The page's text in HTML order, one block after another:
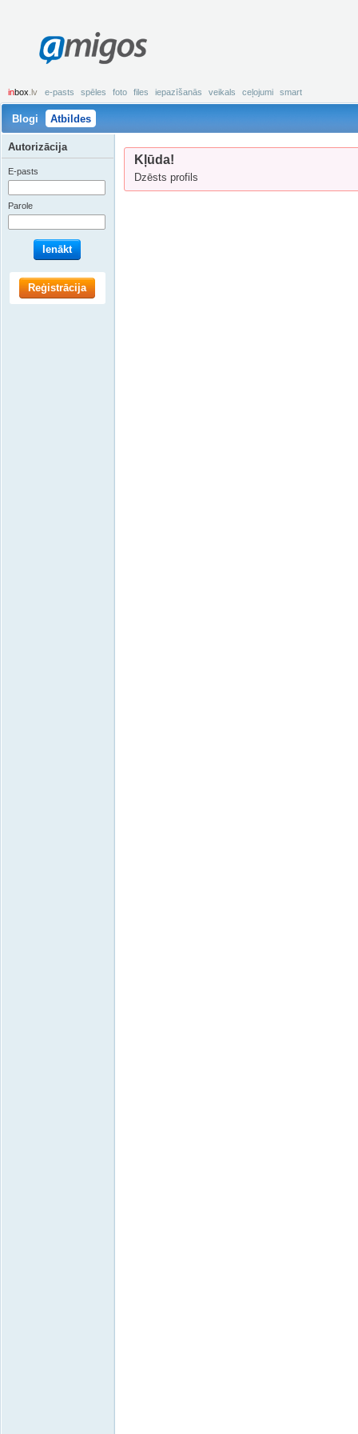
amigos
inbox .lv e-pasts spēles foto files iepazīšanās veikals ceļojumi smart
Blogi Atbildes
Kļūda!
Dzēsts profils
Autorizācija
E-pasts
Parole
Ienākt
Reģistrācija